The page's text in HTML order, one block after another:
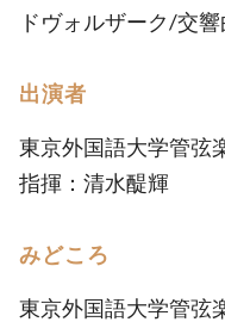
ドヴォルザーク/交
出演者
東京外国語大学管弦
指揮：清水醍輝
みどころ
東京外国語大学管弦